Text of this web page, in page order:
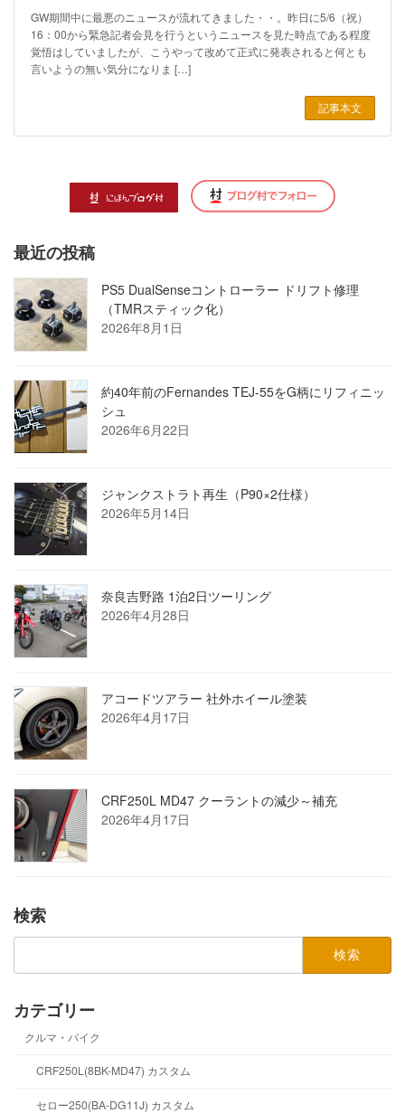
GW期間中に最悪のニュースが流れてきました・・。昨日に5/6（祝）
16：00から緊急記者会見を行うというニュースを見た時点である程度
覚悟はしていましたが、こうやって改めて正式に発表されると何とも
言いようの無い気分になりま […]
記事本文
最近の投稿
PS5 DualSenseコントローラー ドリフト修理
（TMRスティック化）
2026年8月1日
約40年前のFernandes TEJ-55をG柄にリフィニッ
シュ
2026年6月22日
ジャンクストラト再生（P90×2仕様）
2026年5月14日
奈良吉野路 1泊2日ツーリング
2026年4月28日
アコードツアラー 社外ホイール塗装
2026年4月17日
CRF250L MD47 クーラントの減少～補充
2026年4月17日
検索
カテゴリー
クルマ・バイク
CRF250L(8BK-MD47) カスタム
セロー250(BA-DG11J) カスタム